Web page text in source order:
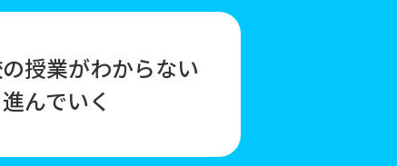
授業がわからない
んでいく